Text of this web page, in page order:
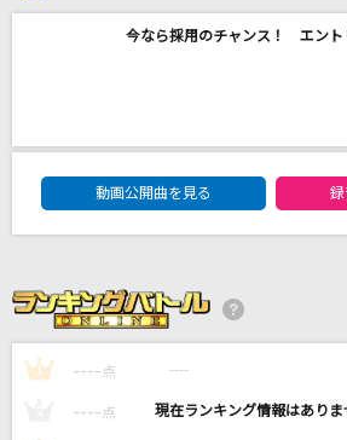
チョコレートメランコリー
RYTHEM
痛いよ
今なら採用のチャンス！ エント
DAM★ともボーカルエントリー
動画公開曲を見る
録
1 ---- 点 ----
---- 点 ----